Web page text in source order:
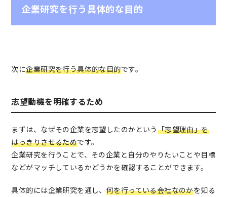
企業研究を行う具体的な目的
次に企業研究を行う具体的な目的です。
志望動機を明確するため
まずは、なぜその企業を志望したのかという「志望理由」を
はっきりさせるためです。
企業研究を行うことで、その企業と自分のやりたいことや目標
などがマッチしているかどうかを確認することができます。
具体的には企業研究を通し、 何を行っている会社なのかを知る